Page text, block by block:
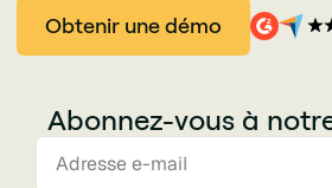
Obtenir une démo
Abonnez-vous à